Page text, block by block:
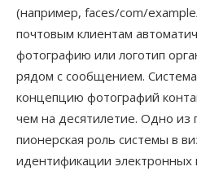
(например, faces/com/
почтовым клиентам
фотографию или логотип
рядом с сообщением.
концепцию фотографий
чем на десятилетие. Одно
пионерская роль системы в
идентификации электронных